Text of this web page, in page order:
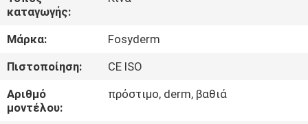
ΕΜΆΣ
ΕΠΙΣΚΈΨΕΙΣ
ΣΤΟ
ΕΡΓΟΣΤΆΣΙΟ
καταγωγής:
Μάρκα:
Fosyderm
Πιστοποίηση:
CE ISO
Αριθμό
μοντέλου:
πρόστιμο, derm, βαθιά